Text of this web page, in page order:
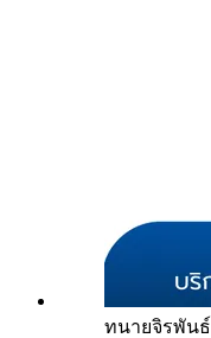
ทนายจิรพันธ์